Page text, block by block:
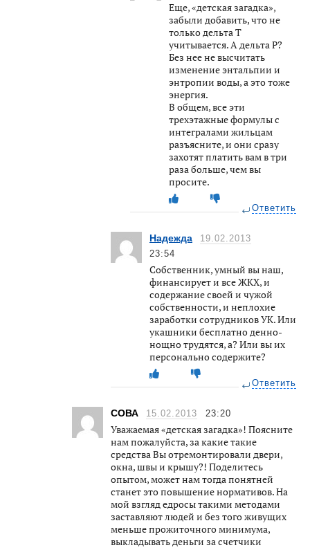
Еще, «детская загадка»,
забыли добавить, что не
только дельта Т
учитывается. А дельта P?
Без нее не высчитать
изменение энтальпии и
энтропии воды, а это тоже
энергия.
В общем, все эти
трехэтажные формулы с
интегралами жильцам
разъясните, и они сразу
захотят платить вам в три
раза больше, чем вы
просите.
Ответить
Надежда
19.02.2013
23:54
Собственник, умный вы наш,
финансирует и все ЖКХ, и
содержание своей и чужой
собственности, и неплохие
заработки сотрудников УК. Или
укашники бесплатно денно-
нощно трудятся, а? Или вы их
персонально содержите?
Ответить
СОВА 15.02.2013 23:20
Уважаемая «детская загадка»! Поясните
нам пожалуйста, за какие такие
средства Вы отремонтировали двери,
окна, швы и крышу?! Поделитесь
опытом, может нам тогда понятней
станет это повышение нормативов. На
мой взгляд едросы такими методами
заставляют людей и без того живущих
меньше прожиточного минимума,
выкладывать деньги за счетчики